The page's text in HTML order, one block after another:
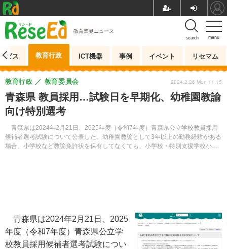
menu
search
教育業界ニュース
ビス 教育行政 ICT機器 事例 イベント リセマム
青森県 教員採用…試験日を早期化、幼稚園教諭
向け特別選考
青森県は2024年2月21日、2025年度（令和7年度）青森県公立学校教員採用
候補者選考試験について公表した。幼稚園教諭として3年以上の勤務経験がある
場合、小学校など教諭免許状を保有してなくても、小学校・特別支援学校小学
教育行政 教育委員会 2024.2.26 Mon 11:15
青森県は2024年2月21日、2025
年度（令和7年度）青森県公立学
校教員採用候補者選考試験につい